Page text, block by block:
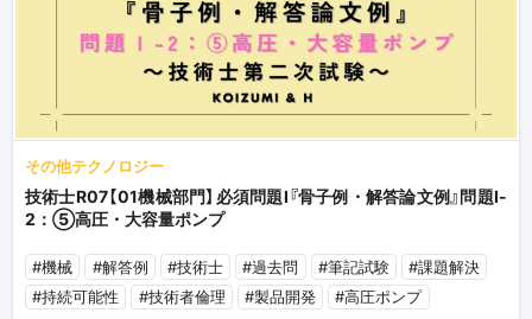
その他テクノロジー
技術士R07【01機械部門】必須問題Ⅰ『骨子例・解答論文例』問題Ⅰ-
2：⑤高圧・大容量ポンプ
#機械 #解答例 #技術士 #過去問 #筆記試験
#課題解決
#持続可能性
#技術者倫理 #製品開発 #高圧ポンプ